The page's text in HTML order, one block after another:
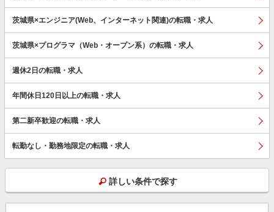
茨城県×エンジニア(Web、インターネット関連)の転職・求人
茨城県×プログラマ（Web・オープン系）の転職・求人
週休2日の転職・求人
年間休日120日以上の転職・求人
第二新卒歓迎の転職・求人
転勤なし・勤務地限定の転職・求人
詳しい条件で探す